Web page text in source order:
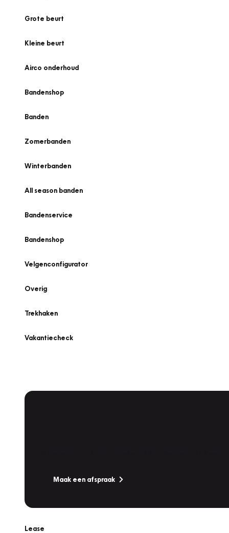
Grote beurt
Kleine beurt
Airco onderhoud
Bandenshop
Banden
Zomerbanden
Winterbanden
All season banden
Bandenservice
Bandenshop
Velgenconfigurator
Overig
Trekhaken
Vakantiecheck
Maak een afspraak
Lease